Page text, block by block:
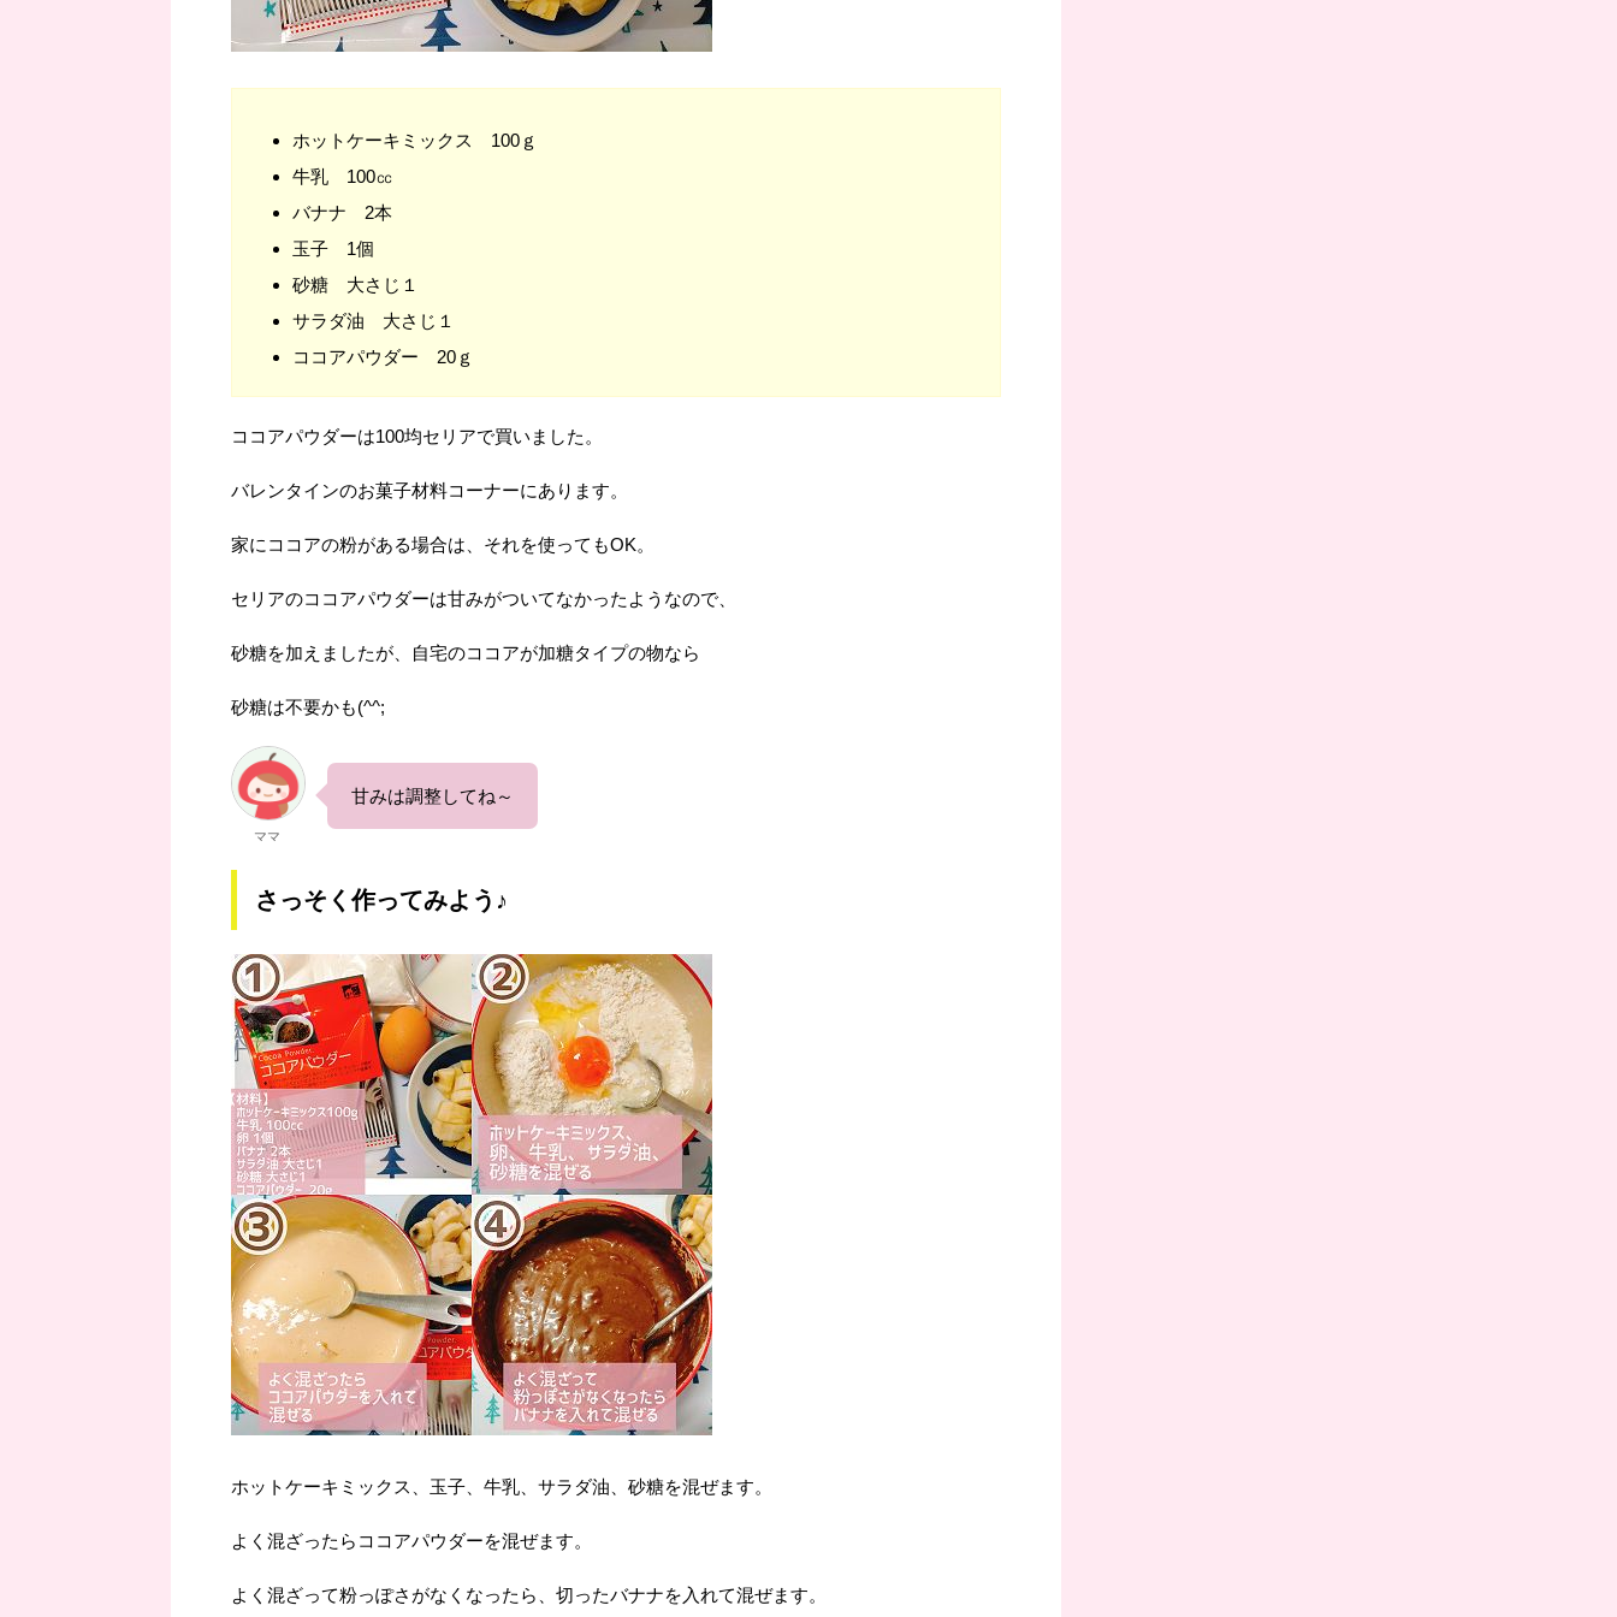
ホットケーキミックス 100ｇ
牛乳 100㏄
バナナ 2本
玉子 1個
砂糖 大さじ１
サラダ油 大さじ１
ココアパウダー 20ｇ
ココアパウダーは100均セリアで買いました。
バレンタインのお菓子材料コーナーにあります。
家にココアの粉がある場合は、それを使ってもOK。
セリアのココアパウダーは甘みがついてなかったようなので、
砂糖を加えましたが、自宅のココアが加糖タイプの物なら
砂糖は不要かも(^^;
ママ
甘みは調整してね～
さっそく作ってみよう♪
ホットケーキミックス、玉子、牛乳、サラダ油、砂糖を混ぜます。
よく混ざったらココアパウダーを混ぜます。
よく混ざって粉っぽさがなくなったら、切ったバナナを入れて混ぜます。